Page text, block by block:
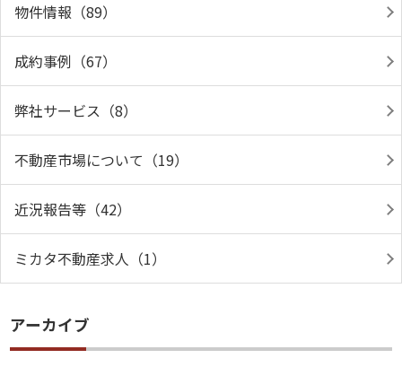
物件情報（89）
成約事例（67）
弊社サービス（8）
不動産市場について（19）
近況報告等（42）
ミカタ不動産求人（1）
アーカイブ